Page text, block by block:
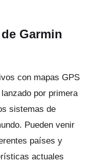
Garmin
con mapas GPS
lanzado por primera
sistemas de
Pueden venir
países y
actuales